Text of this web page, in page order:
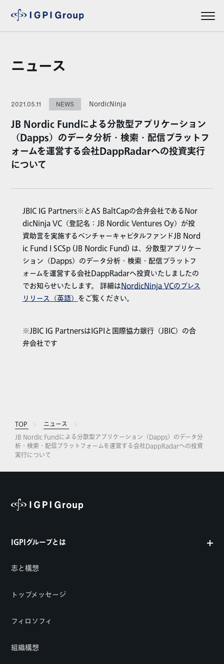
ニュース
2021.05.11 NEWS NordicNinja
JB Nordic Fundによる分散型アプリケーション
（Dapps）のデータ分析・検索・配信プラットフ
ォームを運営する会社DappRadarへの投資実行
について
JBIC IG Partners※とAS BaltCapの合弁会社であるNor
dicNinja VC（登記名：JB Nordic Ventures Oy）が投
資助言を実施するベンチャーキャピタルファンドJB Nord
ic Fund I SCSp (JB Nordic Fund) は、分散型アプリケー
ション（Dapps）のデータ分析・検索・配信プラットフ
ォームを運営する会社DappRadarへ投資いたしましたの
でお知らせいたします。 詳細はNordicNinja VCのプレス
リリース（英語） をご覧ください。
※JBIC IG PartnersはIGPIと国際協力銀行（JBIC）の合
弁会社です
TOP
ニュース
JB Nordic Fundによる分散型アプリケーション（Dapps）のデータ分
析・検索・配信プラットフォームを運営する会社DappRadarへの投資
実行について
IGPIグループとは
志と構想
トップメッセージ
フィロソフィ
組織構想